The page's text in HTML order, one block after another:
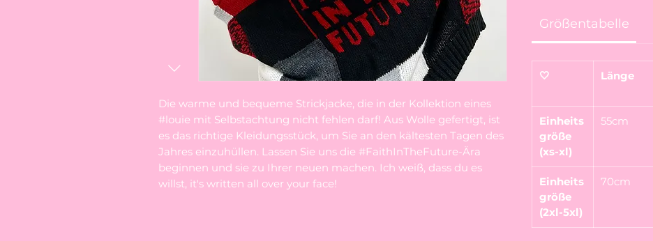
Die warme und bequeme Strickjacke, die in der Kollektion eines
#louie mit Selbstachtung nicht fehlen darf! Aus Wolle gefertigt, ist
es das richtige Kleidungsstück, um Sie an den kältesten Tagen des
Jahres einzuhüllen. Lassen Sie uns die #FaithInTheFuture-Ära
beginnen und sie zu Ihrer neuen machen. Ich weiß, dass du es
willst, it's written all over your face!
Größentabelle
🤍 Länge
Einheits
größe
(xs-xl)
55cm
Einheits
größe
(2xl-5xl)
70cm